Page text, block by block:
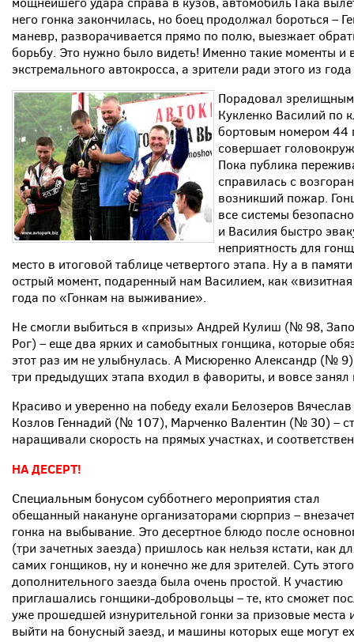
него гонка закончилась, но боец продолжал бороться –
маневр, разворачивается прямо по полю, выезжает
борьбу. Это нужно было видеть! Именно такие моменты и
экстремального автокросса, а зрители ради этого из
Порадовал
Кукленко Василий по
бортовым номером 44
совершает
Пока публика
справилась с
возникший пожар.
все системы
и Василия быстро
неприятность для
место в итоговой таблице четвертого этапа. Ну а в
острый момент, подаренный нам Василием, как
года по «Гонкам на выживание».
Не смогли выбиться в «призы» Андрей Кулиш (№ 98,
Рог) – еще два ярких и самобытных гонщика, которые
этот раз им не улыбнулась. А Мисюренко Александр (№
три предыдущих этапа входил в фавориты, и вовсе занял
Красиво и уверенно на победу ехали Белозеров
Козлов Геннадий (№ 107), Марченко Валентин (№ 30) –
наращивали скорость на прямых участках, и
НА ДЕСЕРТ!
Специальным бонусом субботнего мероприятия стал
обещанный накануне организаторами сюрприз –
гонка на выбывание. Это десертное блюдо после
(три зачетных заезда) пришлось как нельзя кстати, как
самих гонщиков, ну и конечно же для зрителей. Суть этого
дополнительного заезда была очень простой. К участию
приглашались гонщики-добровольцы – те, кто сможет
уже прошедшей изнурительной гонки за призовые места
выйти на бонусный заезд, и машины которых еще могут